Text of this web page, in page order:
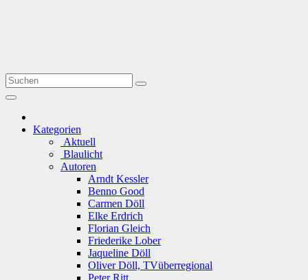
Kategorien
Aktuell
Blaulicht
Autoren
Arndt Kessler
Benno Good
Carmen Döll
Elke Erdrich
Florian Gleich
Friederike Lober
Jaqueline Döll
Oliver Döll, TVüberregional
Peter Ritt